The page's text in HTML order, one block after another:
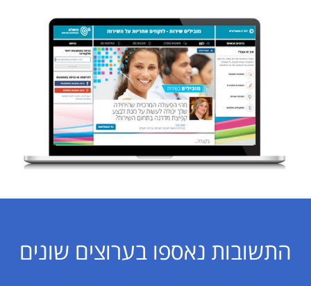
התשובות נאספו בערוצים שונים